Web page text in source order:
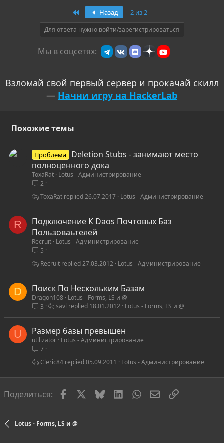
ПервыйНазад 2 из 2
Для ответа нужно войти/зарегистрироваться
Мы в соцсетях:
Взломай свой первый сервер и прокачай скилл
— Начни игру на HackerLab
Похожие темы
Проблема
Deletion Stubs - занимают место
полноценного дока
ToxaRat Lotus - Администрирование
2
Lotus - Администрирование
26.07.2017
ToxaRat
R
Подключение К Daos Почтовых Баз
Пользоваьтелей
Recruit Lotus - Администрирование
5
Lotus - Администрирование
27.03.2012
Recruit
D Поиск По Нескольким Базам
Dragon108
Lotus - Forms, LS и @
3
Lotus - Forms, LS и @
18.01.2012
savl
U Размер базы превышен
utilizator Lotus - Администрирование
7
Lotus - Администрирование
05.09.2011
Cleric84
Поделиться: FacebookBlueskyLinkedInWhatsAppЭлектронная
Ссылка
Lotus - Forms, LS и @